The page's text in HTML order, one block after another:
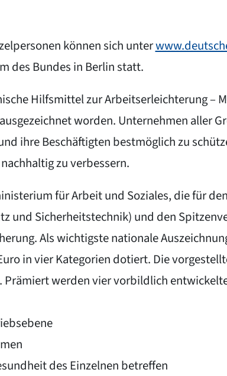
können sich unter
des Bundes in Berlin statt.
Hilfsmittel zur Arbeitserleichterung –
worden. Unternehmen aller
ihre Beschäftigten bestmöglich zu
zu verbessern.
für Arbeit und Soziales, die für
und Sicherheitstechnik) und den
Als wichtigste nationale
in vier Kategorien dotiert. Die
werden vier vorbildlich
des Einzelnen betreffen